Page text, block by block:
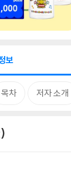
보
목차 저자 소개